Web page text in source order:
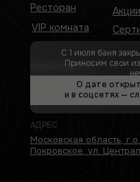
10:00–23:00
РЕЖИМ РАБОТЫ
Московская область,
Покровское, ул.
АДРЕС
VIP комната
Ресторан
ПН
C 1 июля баня
Приносим свои
О дате
и в соцсетях —